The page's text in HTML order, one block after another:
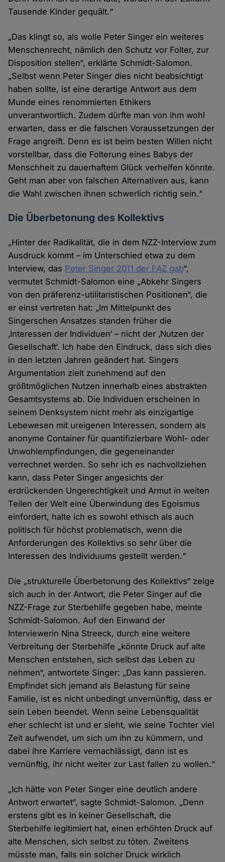
Tausende Kinder gequält.“
„Das klingt so, als wolle Peter Singer ein weiteres
Menschenrecht, nämlich den Schutz vor Folter, zur
Disposition stellen“, erklärte Schmidt-Salomon.
„Selbst wenn Peter Singer dies nicht beabsichtigt
haben sollte, ist eine derartige Antwort aus dem
Munde eines renommierten Ethikers
unverantwortlich. Zudem dürfte man von ihm wohl
erwarten, dass er die falschen Voraussetzungen der
Frage angreift. Denn es ist beim besten Willen nicht
vorstellbar, dass die Folterung eines Babys der
Menschheit zu dauerhaftem Glück verhelfen könnte.
Geht man aber von falschen Alternativen aus, kann
die Wahl zwischen ihnen schwerlich richtig sein.“
Die Überbetonung des Kollektivs
„Hinter der Radikalität, die in dem NZZ-Interview zum
Ausdruck kommt – im Unterschied etwa zu dem
Interview, das Peter Singer 2011 der FAZ gab“,
vermutet Schmidt-Salomon eine „Abkehr Singers
von den präferenz-utilitaristischen Positionen“, die
er einst vertreten hat: „Im Mittelpunkt des
Singerschen Ansatzes standen früher die
‚Interessen der Individuen‘ – nicht der ‚Nutzen der
Gesellschaft‘. Ich habe den Eindruck, dass sich dies
in den letzten Jahren geändert hat. Singers
Argumentation zielt zunehmend auf den
größtmöglichen Nutzen innerhalb eines abstrakten
Gesamtsystems ab. Die Individuen erscheinen in
seinem Denksystem nicht mehr als einzigartige
Lebewesen mit ureigenen Interessen, sondern als
anonyme Container für quantifizierbare Wohl- oder
Unwohlempfindungen, die gegeneinander
verrechnet werden. So sehr ich es nachvollziehen
kann, dass Peter Singer angesichts der
erdrückenden Ungerechtigkeit und Armut in weiten
Teilen der Welt eine Überwindung des Egoismus
einfordert, halte ich es sowohl ethisch als auch
politisch für höchst problematisch, wenn die
Anforderungen des Kollektivs so sehr über die
Interessen des Individuums gestellt werden.“
Die „strukturelle Überbetonung des Kollektivs“ zeige
sich auch in der Antwort, die Peter Singer auf die
NZZ-Frage zur Sterbehilfe gegeben habe, meinte
Schmidt-Salomon. Auf den Einwand der
Interviewerin Nina Streeck, durch eine weitere
Verbreitung der Sterbehilfe „könnte Druck auf alte
Menschen entstehen, sich selbst das Leben zu
nehmen“, antwortete Singer: „Das kann passieren.
Empfindet sich jemand als Belastung für seine
Familie, ist es nicht unbedingt unvernünftig, dass er
sein Leben beendet. Wenn seine Lebensqualität
eher schlecht ist und er sieht, wie seine Tochter viel
Zeit aufwendet, um sich um ihn zu kümmern, und
dabei ihre Karriere vernachlässigt, dann ist es
vernünftig, ihr nicht weiter zur Last fallen zu wollen.“
„Ich hätte von Peter Singer eine deutlich andere
Antwort erwartet“, sagte Schmidt-Salomon. „Denn
erstens gibt es in keiner Gesellschaft, die
Sterbehilfe legitimiert hat, einen erhöhten Druck auf
alte Menschen, sich selbst zu töten. Zweitens
müsste man, falls ein solcher Druck wirklich